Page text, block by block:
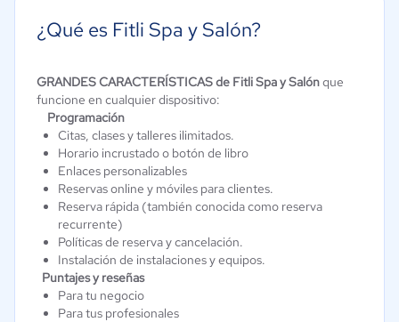
¿Qué es Fitli Spa y Salón?
GRANDES CARACTERÍSTICAS de Fitli Spa y Salónque
funcione en cualquier dispositivo:
Programación
Citas, clases y talleres ilimitados.
Horario incrustado o botón de libro
Enlaces personalizables
Reservas online y móviles para clientes.
Reserva rápida (también conocida como reserva
recurrente)
Políticas de reserva y cancelación.
Instalación de instalaciones y equipos.
Puntajes y reseñas
Para tu negocio
Para tus profesionales